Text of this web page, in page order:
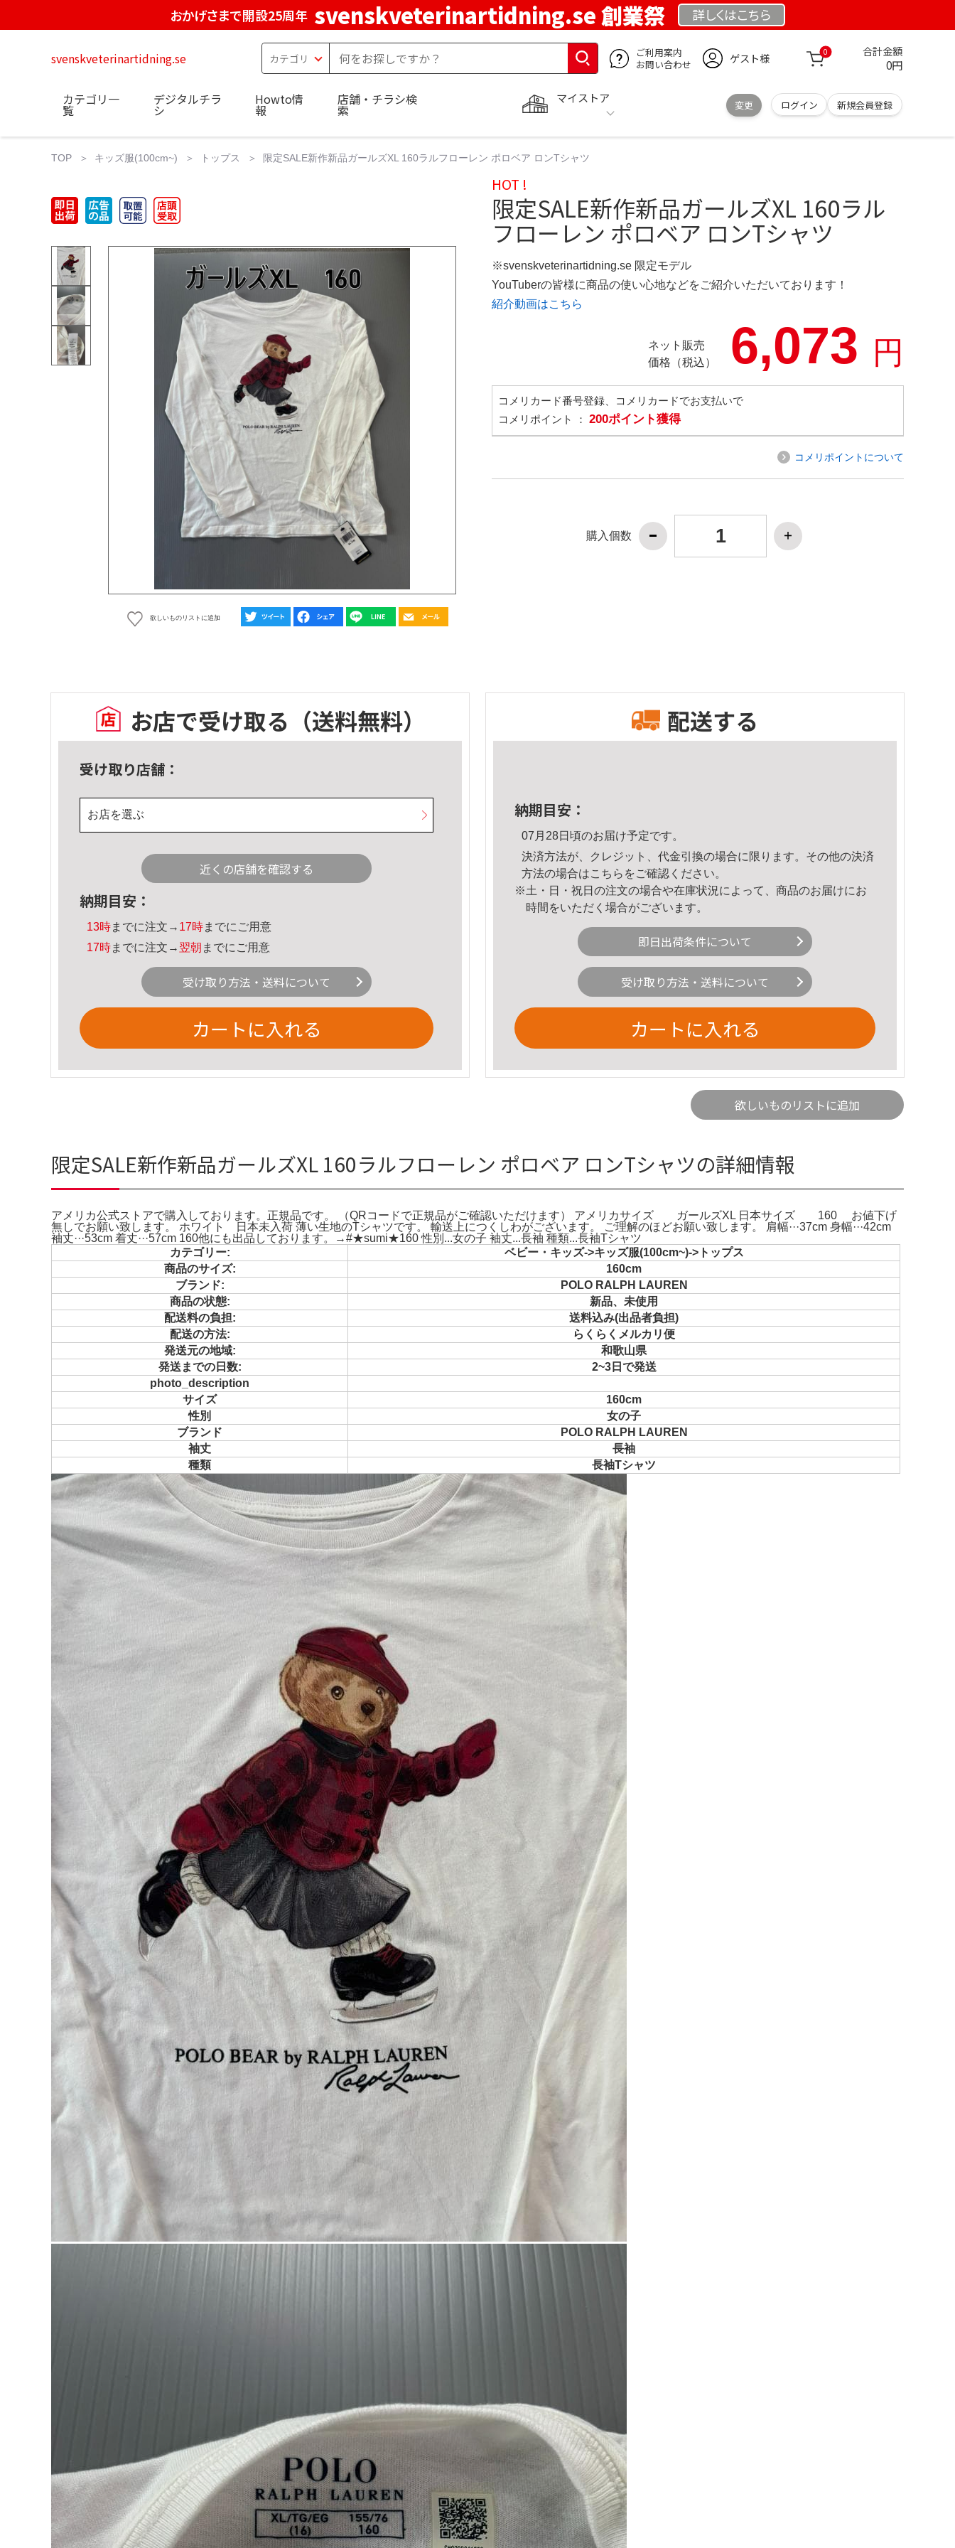
おかげさまで開設25周年 svenskveterinartidning.se 創業祭 詳しくはこちら
svenskveterinartidning.se
ご利用案内
お問い合わせ
ゲスト様 0 合計金額
0円
マイストア
変更 ログイン 新規会員登録
カテゴリ一
覧
デジタルチラ
シ
Howto情
報
店舗・チラシ検
索
TOP キッズ服(100cm~) トップス 限定SALE新作新品ガールズXL 160ラルフローレン ポロベア ロンTシャツ
欲しいものリストに追加
HOT !
限定SALE新作新品ガールズXL 160ラル
フローレン ポロベア ロンTシャツ
※svenskveterinartidning.se 限定モデル
YouTuberの皆様に商品の使い心地などをご紹介いただいております！
紹介動画はこちら
ネット販売
価格（税込）
6,073 円
コメリカード番号登録、コメリカードでお支払いで
コメリポイント ： 200ポイント獲得
コメリポイントについて
購入個数
お店で受け取る （送料無料）
受け取り店舗：
お店を選ぶ
近くの店舗を確認する
納期目安：
13時までに注文→ 17時までにご用意
17時までに注文→ 翌朝 までにご用意
受け取り方法・送料について
カートに入れる
配送する
納期目安：
07月28日頃のお届け予定です。
決済方法が、クレジット、代金引換の場合に限ります。その他の決済
方法の場合はこちら をご確認ください。
※土・日・祝日の注文の場合や在庫状況によって、商品のお届けにお
時間をいただく場合がございます。
即日出荷条件について
受け取り方法・送料について
カートに入れる
欲しいものリストに追加
限定SALE新作新品ガールズXL 160ラルフローレン ポロベア ロンTシャツの詳細情報
アメリカ公式ストアで購入しております。正規品です。 （QRコードで正規品がご確認いただけます） アメリカサイズ ガールズXL 日本サイズ 160 お値下げ
無しでお願い致します。 ホワイト 日本未入荷 薄い生地のTシャツです。 輸送上につくしわがございます。 ご理解のほどお願い致します。 肩幅···37cm 身幅···42cm
袖丈···53cm 着丈···57cm 160他にも出品しております。→#★sumi★160 性別...女の子 袖丈...長袖 種類...長袖Tシャツ
カテゴリー:
ベビー・キッズ->キッズ服(100cm~)->トップス
商品のサイズ:
160cm
ブランド:
POLO RALPH LAUREN
商品の状態:
新品、未使用
配送料の負担:
送料込み(出品者負担)
配送の方法:
らくらくメルカリ便
発送元の地域:
和歌山県
発送までの日数:
2~3日で発送
photo_description
サイズ
160cm
性別
女の子
ブランド
POLO RALPH LAUREN
袖丈
長袖
種類
長袖Tシャツ